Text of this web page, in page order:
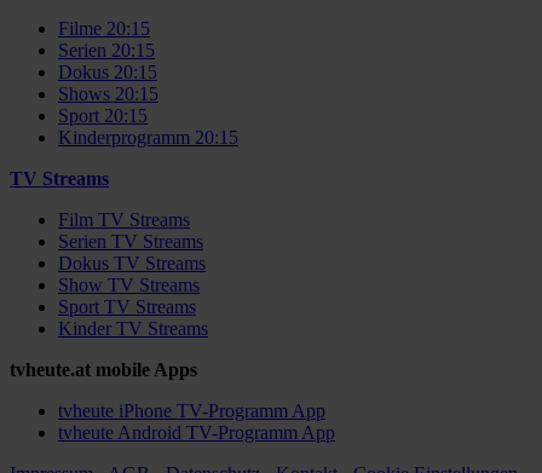
Filme 20:15
Serien 20:15
Dokus 20:15
Shows 20:15
Sport 20:15
Kinderprogramm 20:15
TV Streams
Film TV Streams
Serien TV Streams
Dokus TV Streams
Show TV Streams
Sport TV Streams
Kinder TV Streams
tvheute.at mobile Apps
tvheute iPhone TV-Programm App
tvheute Android TV-Programm App